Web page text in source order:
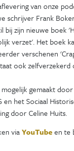
van onze
schrijver Frank
bij zijn nieuwe boek
verzet'. Het boek
verschenen
ook zelfverzekerd
gemaakt
en het Sociaal
door Celine Huits.
viaYouTubeen te